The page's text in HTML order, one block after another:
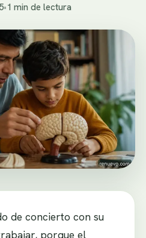
•1 min de lectura
de concierto con su
porque el